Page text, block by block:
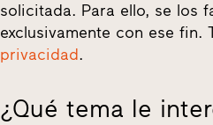
solicitada. Para ello, se los
exclusivamente con ese
privacidad.
¿Qué tema le